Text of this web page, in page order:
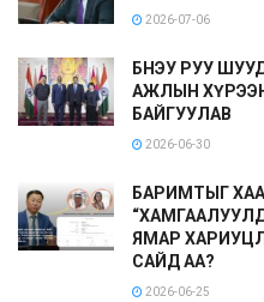
2026-07-06
БНЭУ РУУ
АЖЛЫН
БАЙГУУЛАВ
2026-06-30
БАРИМТЫГ
ЯМАР
САЙД АА?
2026-06-25